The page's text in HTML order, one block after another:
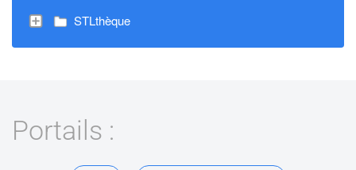
STLthèque
Portails :